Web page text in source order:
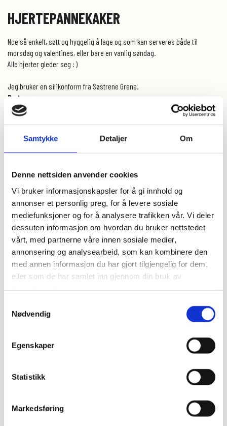
Samtykke Detaljer Om
Denne nettsiden anvender cookies
Vi bruker informasjonskapsler for å gi innhold og
annonser et personlig preg, for å levere sosiale
mediefunksjoner og for å analysere trafikken vår. Vi deler
dessuten informasjon om hvordan du bruker nettstedet
vårt, med partnerne våre innen sosiale medier,
annonsering og analysearbeid, som kan kombinere den
med annen informasjon du har gjort tilgjengelig for dem,
eller som de har samlet inn gjennom din bruk av
Nødvendig
Egenskaper
Statistikk
Markedsføring
HJERTEPANNEKAKER
Noe så enkelt, søtt og hyggelig å lage og som kan serveres både til
morsdag og valentines, eller bare en vanlig søndag.
Alle hjerter gleder seg : )
Jeg bruker en silikonform fra Søstrene Grene.
Du trenger:
1 ts salt
1 1/2 dl vann
5 dl melk/ plantebasert
2 ss olje, nøytral
Dette gjør du:
Pisk eggene med salt og vann. Tilsett melk/ plantebasert og bland i
havremelet. Rør oljen lett inn til slutt og la røra stå og svelle i ca 30 min.
Smelt litt smør eller olje i stekepannen, legg i hjerte silikonform og bruk
en liten øse til å helle røre i hvert hjerte. Ta av formen nå røra har stivnet,
snu og stek gyldent på begge sider.